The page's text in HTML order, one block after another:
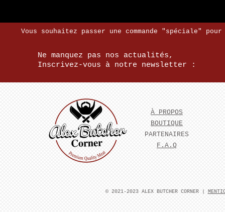
Vous souhaitez passer une commande "spéciale"
Ne manquez pas nos actualités,
Inscrivez-vous à notre newsletter :
À PROPOS
BOUTIQUE
PARTENAIRES
F.A.Q
​© 2021-2023 ALEX BUTCHER CORNER |